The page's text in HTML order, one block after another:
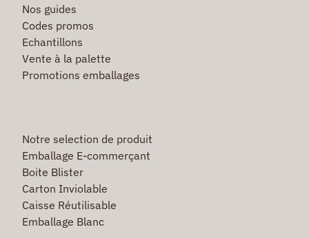
Nos guides
Codes promos
Echantillons
Vente à la palette
Promotions emballages
Notre selection de produit
Emballage E-commerçant
Boite Blister
Carton Inviolable
Caisse Réutilisable
Emballage Blanc